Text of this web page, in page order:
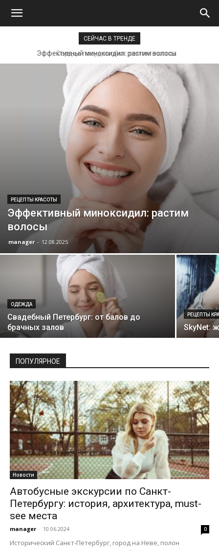
СЕЙЧАС В ТРЕНДЕ
Сердце посудомойки: ремонт насоса
РЕЦЕПТЫ КРАСОТЫ
Эффективный миноксидил: растим
волосы
manager - 12.08.2025
ОДЕЖДА
Свадебный Петербург: от балов до
брачных залов
РЕЦЕПТЫ
SkyNet:
ПОПУЛЯРНОЕ
Новости
Автобусные экскурсии по Санкт-
Петербургу: история, архитектура, must-
see места
manager - 10.06.2024 0
Исторический Санкт-Петербург, город на Неве, полон